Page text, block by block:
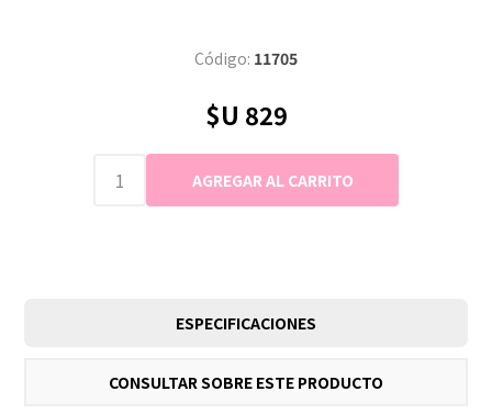
Código: 11705
$U 829
ESPECIFICACIONES
CONSULTAR SOBRE ESTE PRODUCTO